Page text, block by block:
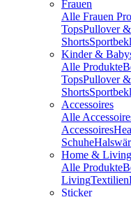
Frauen
Alle Frauen
TopsPullover
Shorts
Kinder &
Alle Produkte
TopsPullover
Shorts
Accessoires
Alle
Accessoires
Schuhe
Home & Living
Alle Produkte
LivingTextilien
Sticker